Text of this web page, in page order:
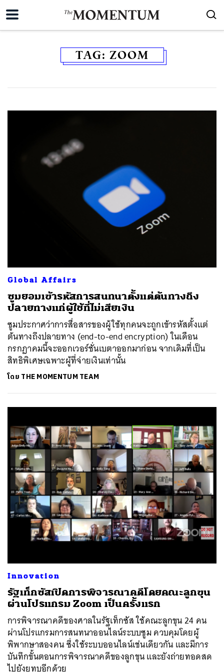
TAG: ZOOM
Global Affairs
ซูมยอมเข้ารหัสการสนทนาตั้งแต่ต้นทางถึง
ปลายทางแก่ผู้ใช้ที่ไม่เสียเงิน
ซูมประกาศว่าการสื่อสารของผู้ใช้ทุกคนจะถูกเข้ารหัสตั้งแต่
ต้นทางถึงปลายทาง (end-to-end encryption) ในเดือน
กรกฏาคมนี้จะออกเวอร์ชั่นเบตาออกมาก่อน จากเดิมที่เป็น
สิทธิพิเศษเฉพาะผู้ที่จ่ายเงินเท่านั้น
โดย THE MOMENTUM TEAM
Innovation
รัฐเท็กซัสเปิดการพิจารณาคดีโดยคณะลูกขุน
ผ่านโปรแกรม Zoom เป็นครั้งแรก
การพิจารณาคดีของศาลในรัฐเท็กซัส ใช้คณะลูกขุน 24 คน
ผ่านโปรแกรมการสนทนาออนไลน์ระบบซูม ควบคุมโดยผู้
พิพากษาสองคน ซึ่งใช้ระบบออนไลน์เช่นเดียวกัน และมีการ
บันทึกขั้นตอนการพิจารณาคดีของลูกขุน และยังถ่ายทอดสด
ไปยังยูทูบอีกด้วย